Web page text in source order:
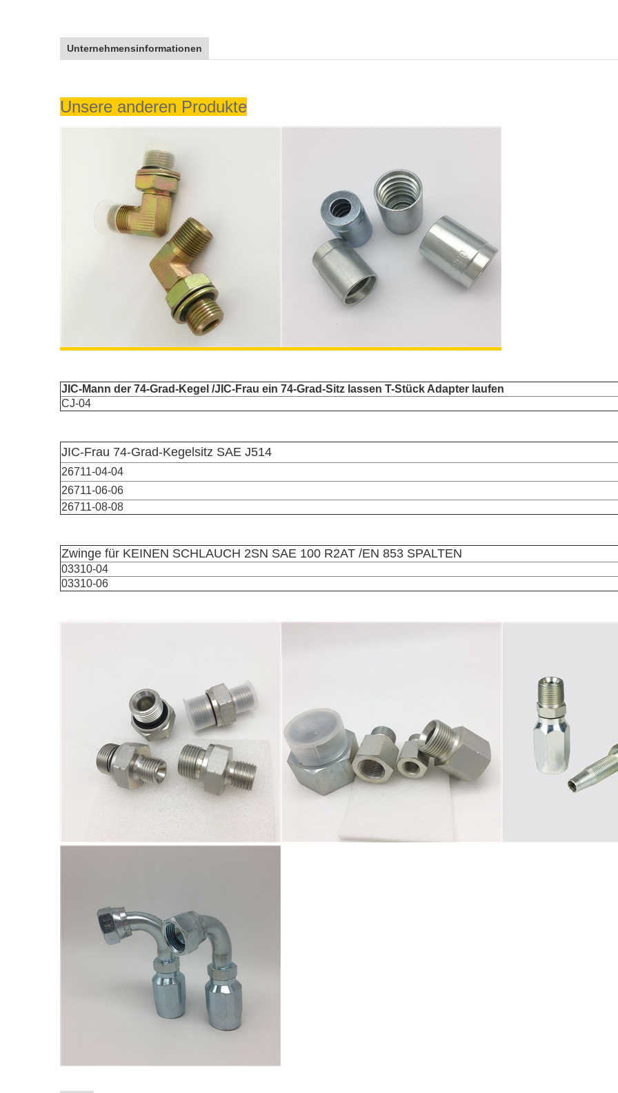
Unternehmensinformationen
Unsere anderen Produkte
JIC-Mann der 74-Grad-Kegel /JIC-Frau ein 74-Grad-Sitz lassen T-Stück Adapter laufen
CJ-04
JIC-Frau 74-Grad-Kegelsitz SAE J514
26711-04-04
26711-06-06
26711-08-08
Zwinge für KEINEN SCHLAUCH 2SN SAE 100 R2AT /EN 853 SPALTEN
03310-04
03310-06